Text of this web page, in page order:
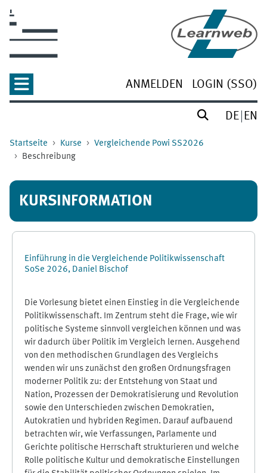
ANMELDEN LOGIN (SSO)
DE EN
Startseite Kurse
Vergleichende Powi SS2026
Beschreibung
KURSINFORMATION
Einführung in die Vergleichende Politikwissenschaft
SoSe 2026, Daniel Bischof
Die Vorlesung bietet einen Einstieg in die Vergleichende
Politikwissenschaft. Im Zentrum steht die Frage, wie wir
politische Systeme sinnvoll vergleichen können und was
wir dadurch über Politik im Vergleich lernen. Ausgehend
von den methodischen Grundlagen des Vergleichs
wenden wir uns zunächst den großen Ordnungsfragen
moderner Politik zu: der Entstehung von Staat und
Nation, Prozessen der Demokratisierung und Revolution
sowie den Unterschieden zwischen Demokratien,
Autokratien und hybriden Regimen. Darauf aufbauend
betrachten wir, wie Verfassungen, Parlamente und
Gerichte politische Herrschaft strukturieren und welche
Rolle politische Kultur und demokratische Einstellungen